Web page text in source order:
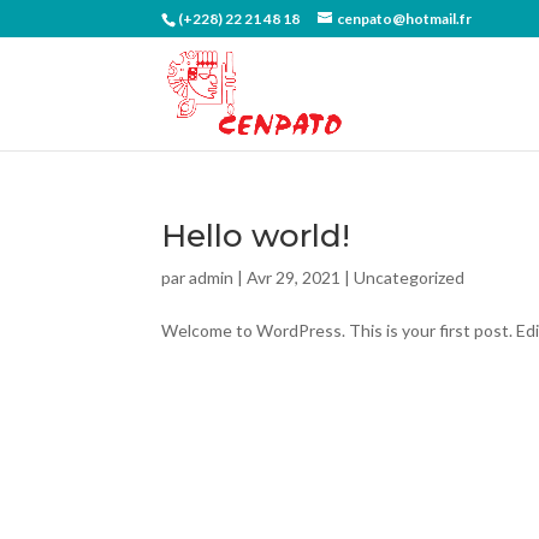
(+228) 22 21 48 18 cenpato@hotmail.fr
Hello world!
paradmin |Avr 29, 2021 |Uncategorized
Welcome to WordPress. This is your first post.